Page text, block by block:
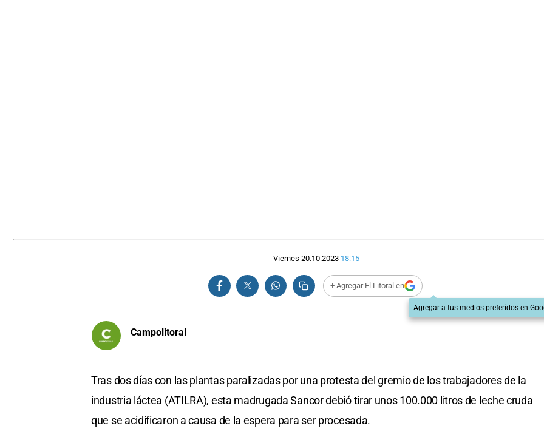
Viernes 20.10.2023 18:15
+ Agregar El Litoral en
Agregar a tus medios preferidos en
Campolitoral
Tras dos días con las plantas paralizadas por una protesta del gremio de los trabajadores de la
industria láctea (ATILRA), esta madrugada Sancor debió tirar unos 100.000 litros de leche cruda
que se acidificaron a causa de la espera para ser procesada.